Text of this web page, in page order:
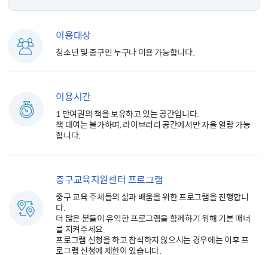
이용대상
청소년 및 중구민 누구나 이용 가능합니다.
이용시간
1 만여권의 책을 보유하고 있는 공간입니다.
책 대여는 불가하며, 라이브러리 공간에서만 자율 열람 가능
합니다.
중구교육지원센터 프로그램
중구 교육 주체들의 삶과 배움을 위한 프로그램을 진행합니
다.
더 많은 분들이 유익한 프로그램을 함께하기 위해 기본 매너
를 지켜주세요.
프로그램 신청을 하고 참석하지 않으시는 경우에는 이후 프
로그램 신청에 제한이 있습니다.